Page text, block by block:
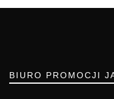
BIURO PROMOCJI